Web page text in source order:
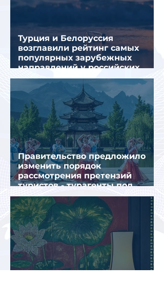
Турция и Белоруссия
возглавили рейтинг самых
популярных зарубежных
направлений у российских
туристов летом
Правительство предложило
изменить порядок
рассмотрения претензий
туристов - турагенты под
ударом!